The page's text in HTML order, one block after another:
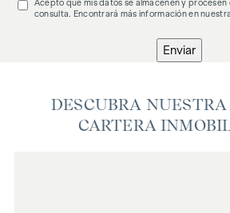
Acepto que mis datos se almacenen y procesen
consulta. Encontrará más información en
Enviar
DESCUBRA
CARTERA